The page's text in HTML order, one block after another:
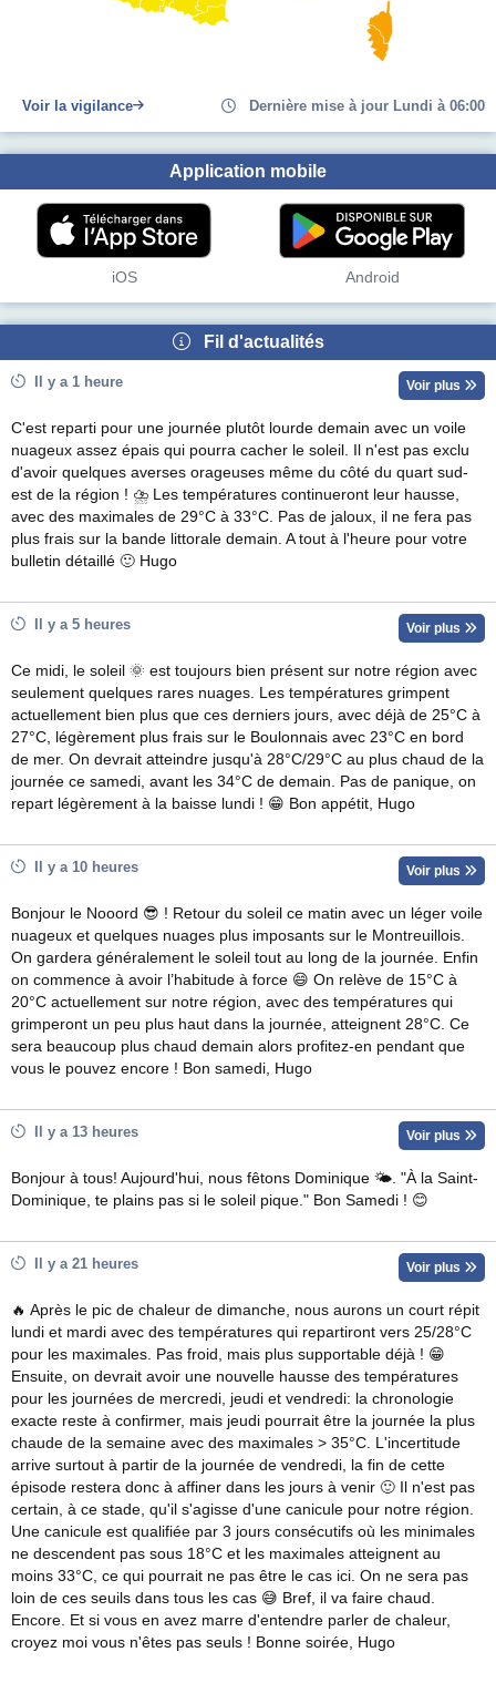
Voir la vigilance Dernière mise à jour Lundi à 06:00
Application mobile
iOS Android
Fil d'actualités
Il y a 1 heure Voir plus
C'est reparti pour une journée plutôt lourde demain avec un voile
nuageux assez épais qui pourra cacher le soleil. Il n'est pas exclu
d'avoir quelques averses orageuses même du côté du quart sud-
est de la région ! ⛈ Les températures continueront leur hausse,
avec des maximales de 29°C à 33°C. Pas de jaloux, il ne fera pas
plus frais sur la bande littorale demain. A tout à l'heure pour votre
bulletin détaillé 🙂 Hugo
Il y a 5 heures Voir plus
Ce midi, le soleil 🌞 est toujours bien présent sur notre région avec
seulement quelques rares nuages. Les températures grimpent
actuellement bien plus que ces derniers jours, avec déjà de 25°C à
27°C, légèrement plus frais sur le Boulonnais avec 23°C en bord
de mer. On devrait atteindre jusqu'à 28°C/29°C au plus chaud de la
journée ce samedi, avant les 34°C de demain. Pas de panique, on
repart légèrement à la baisse lundi ! 😁 Bon appétit, Hugo
Il y a 10 heures Voir plus
Bonjour le Nooord 😎 ! Retour du soleil ce matin avec un léger voile
nuageux et quelques nuages plus imposants sur le Montreuillois.
On gardera généralement le soleil tout au long de la journée. Enfin
on commence à avoir l’habitude à force 😄 On relève de 15°C à
20°C actuellement sur notre région, avec des températures qui
grimperont un peu plus haut dans la journée, atteignent 28°C. Ce
sera beaucoup plus chaud demain alors profitez-en pendant que
vous le pouvez encore ! Bon samedi, Hugo
Il y a 13 heures Voir plus
Bonjour à tous! Aujourd'hui, nous fêtons Dominique 🌤. "À la Saint-
Dominique, te plains pas si le soleil pique." Bon Samedi ! 😊
Il y a 21 heures Voir plus
🔥 Après le pic de chaleur de dimanche, nous aurons un court répit
lundi et mardi avec des températures qui repartiront vers 25/28°C
pour les maximales. Pas froid, mais plus supportable déjà ! 😁
Ensuite, on devrait avoir une nouvelle hausse des températures
pour les journées de mercredi, jeudi et vendredi: la chronologie
exacte reste à confirmer, mais jeudi pourrait être la journée la plus
chaude de la semaine avec des maximales > 35°C. L'incertitude
arrive surtout à partir de la journée de vendredi, la fin de cette
épisode restera donc à affiner dans les jours à venir 🙂 Il n'est pas
certain, à ce stade, qu'il s'agisse d'une canicule pour notre région.
Une canicule est qualifiée par 3 jours consécutifs où les minimales
ne descendent pas sous 18°C et les maximales atteignent au
moins 33°C, ce qui pourrait ne pas être le cas ici. On ne sera pas
loin de ces seuils dans tous les cas 😅 Bref, il va faire chaud.
Encore. Et si vous en avez marre d'entendre parler de chaleur,
croyez moi vous n'êtes pas seuls ! Bonne soirée, Hugo